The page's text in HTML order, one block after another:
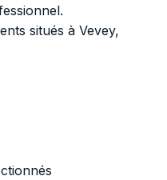
situés à Vevey,